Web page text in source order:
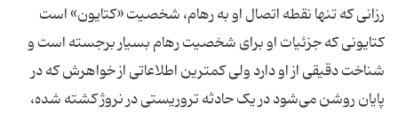
رزانی که تنها نقطه اتصال او به رهام، شخصیت «کتایون» است
کتایونی که جزئیات او برای شخصیت رهام بسیار برجسته است و
شناخت دقیقی از او دارد ولی کمترین اطلاعاتی از خواهرش که در
پایان روشن می‌شود در یک حادثه تروریستی در نروژ کشته شده،